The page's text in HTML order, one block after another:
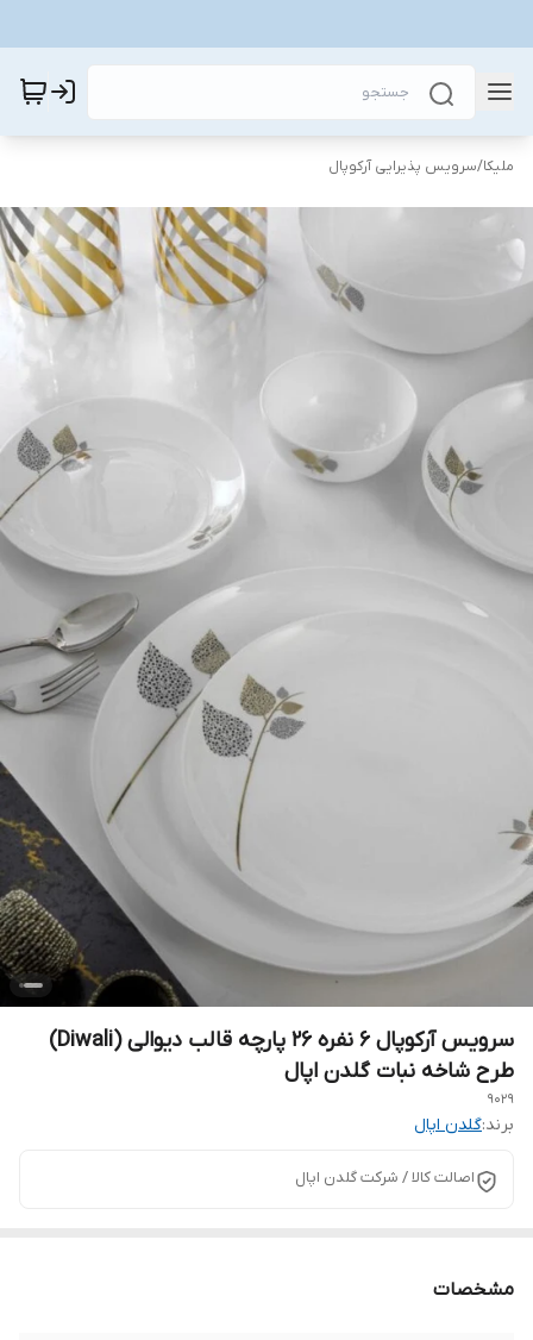
ملیکا/سرویس پذیرایی آرکوپال
سرویس آرکوپال ۶ نفره ۲۶ پارچه قالب دیوالی (Diwali)
طرح شاخه نبات گلدن اپال
۹۰۲۹
برند:گلدن اپال
اصالت کالا / شرکت گلدن اپال
مشخصات